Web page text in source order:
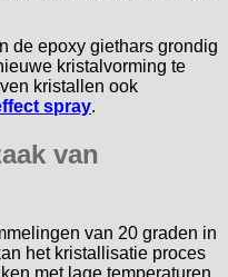
de epoxy giethars grondig
kristalvorming te
kristallen ook
spray.
van
van 20 graden in
het kristallisatie proces